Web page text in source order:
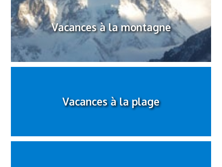
Vacances à la montagne
Vacances à la plage